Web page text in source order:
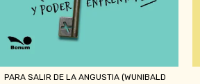
PARA SALIR DE LA ANGUSTIA (WUNIBALD